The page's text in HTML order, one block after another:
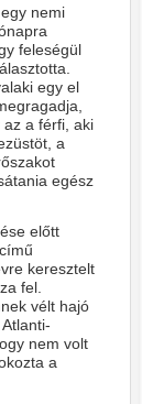
nemi
feleségül
egy el
az a férfi, aki
a
egész
előtt
keresztelt
fel.
vélt hajó
nem volt
a